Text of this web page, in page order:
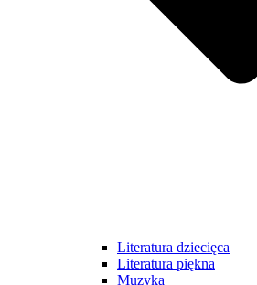
Literatura dziecięca
Literatura piękna
Muzyka